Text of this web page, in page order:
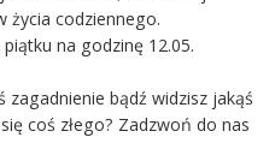
życia codziennego.
na godzinę 12.05.
bądź widzisz jakąś
coś złego? Zadzwoń do nas